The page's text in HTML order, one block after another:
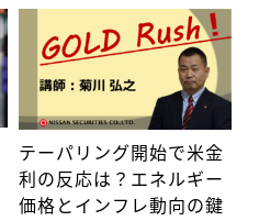
テーパリング開始で米金
利の反応は？エネルギー
価格とインフレ動向の鍵